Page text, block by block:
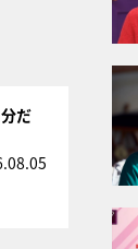
だ